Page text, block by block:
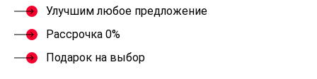
Улучшим любое предложение
Рассрочка 0%
Подарок на выбор